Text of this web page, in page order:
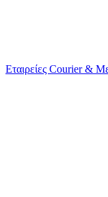
Εταιρείες Courier &